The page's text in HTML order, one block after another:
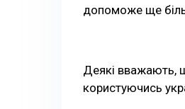
допоможе ще
Деякі вважають,
користуючись